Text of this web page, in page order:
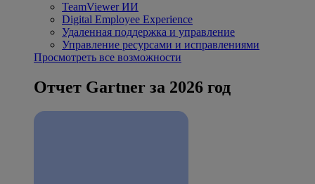
TeamViewer ИИ
Digital Employee Experience
Удаленная поддержка и управление
Управление ресурсами и исправлениями
Просмотреть все возможности
Отчет Gartner за 2026 год